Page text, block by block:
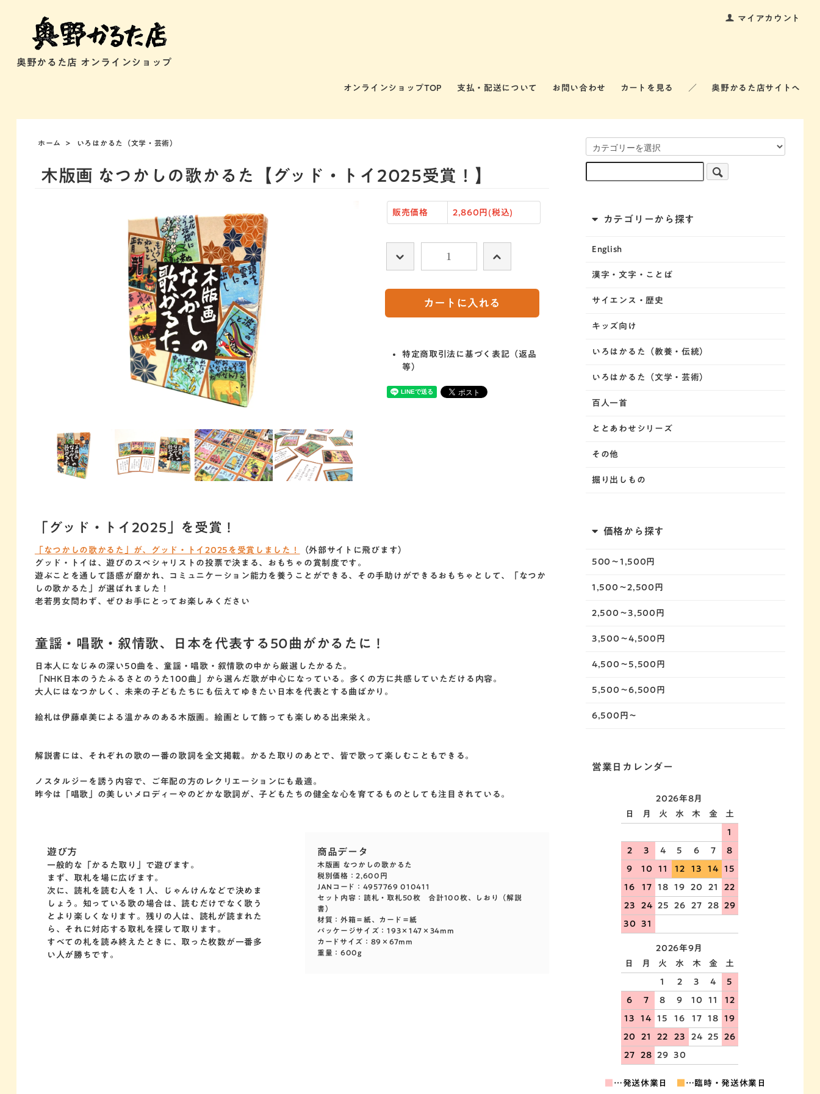
マイアカウント
奥野かるた店 オンラインショップ
オンラインショップTOP 支払・配送について お問い合わせ カートを見る ／ 奥野かるた店サイトへ
ホーム > いろはかるた（文学・芸術）
木版画 なつかしの歌かるた【グッド・トイ2025受賞！】
販売価格 2,860円(税込)
カートに入れる
特定商取引法に基づく表記（返品
等）
「グッド・トイ2025」を受賞！
「なつかしの歌かるた」が、グッド・トイ2025を受賞しました！
（外部サイトに飛びます）
グッド・トイは、遊びのスペシャリストの投票で決まる、おもちゃの賞制度です。
遊ぶことを通して語感が磨かれ、コミュニケーション能力を養うことができる、その手助けができるおもちゃとして、「なつか
しの歌かるた」が選ばれました！
老若男女問わず、ぜひお手にとってお楽しみください
童謡・唱歌・叙情歌、日本を代表する50曲がかるたに！
日本人になじみの深い50曲を、童謡・唱歌・叙情歌の中から厳選したかるた。
「NHK日本のうたふるさとのうた100曲」から選んだ歌が中心になっている。多くの方に共感していただける内容。
大人にはなつかしく、未来の子どもたちにも伝えてゆきたい日本を代表とする曲ばかり。
絵札は伊藤卓美による温かみのある木版画。絵画として飾っても楽しめる出来栄え。
解説書には、それぞれの歌の一番の歌詞を全文掲載。かるた取りのあとで、皆で歌って楽しむこともできる。
ノスタルジーを誘う内容で、ご年配の方のレクリエーションにも最適。
昨今は「唱歌」の美しいメロディーやのどかな歌詞が、子どもたちの健全な心を育てるものとしても注目されている。
一般的な「かるた取り」で遊びます。
まず、取札を場に広げます。
次に、読札を読む人を１人、じゃんけんなどで決めま
しょう。知っている歌の場合は、読むだけでなく歌う
とより楽しくなります。残りの人は、読札が読まれた
ら、それに対応する取札を探して取ります。
すべての札を読み終えたときに、取った枚数が一番多
い人が勝ちです。
木版画 なつかしの歌かるた
税別価格：2,600円
JANコード：4957769 010411
セット内容：読札・取札50枚 合計100枚、しおり（解説
書）
材質：外箱＝紙、カード＝紙
パッケージサイズ：193×147×34mm
カードサイズ：89×67mm
重量：600g
カテゴリーから探す
English
漢字・文字・ことば
サイエンス・歴史
キッズ向け
いろはかるた（教養・伝統）
いろはかるた（文学・芸術）
百人一首
ととあわせシリーズ
その他
掘り出しもの
価格から探す
500～1,500円
1,500～2,500円
2,500～3,500円
3,500～4,500円
4,500～5,500円
5,500～6,500円
6,500円～
営業日カレンダー
2026年8月
日
月 火 水 木 金 土
1
2 3 4 5 6 7 8
9 10 11 12 13 14 15
16 17 18 19 20 21 22
23 24 25 26 27 28 29
30 31
2026年9月
日
月 火 水 木 金 土
1 2 3 4 5
6 7 8 9 10 11 12
13 14 15 16 17 18 19
20 21 22 23 24 25 26
27 28 29 30
…発送休業日 …臨時・発送休業日